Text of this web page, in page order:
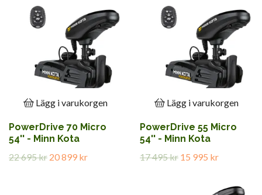
Lägg i varukorgen
PowerDrive 70 Micro
54'' - Minn Kota
22 695 kr 20 899 kr
Lägg i varukorgen
PowerDrive 55 Micro
54'' - Minn Kota
17 495 kr 15 995 kr